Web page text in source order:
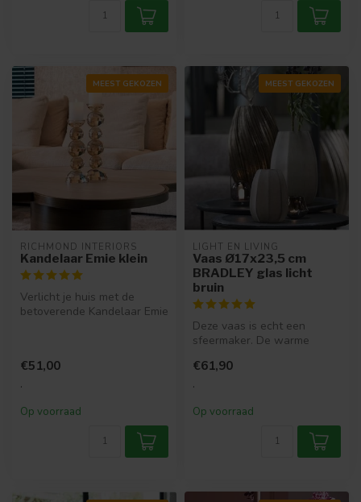
MEEST GEKOZEN
RICHMOND INTERIORS
Kandelaar Emie klein
Verlicht je huis met de
betoverende Kandelaar Emie
€51,00
.
Op voorraad
MEEST GEKOZEN
LIGHT EN LIVING
Vaas Ø17x23,5 cm
BRADLEY glas licht
bruin
Deze vaas is echt een
sfeermaker. De warme
sfeer. V...
€61,90
.
Op voorraad